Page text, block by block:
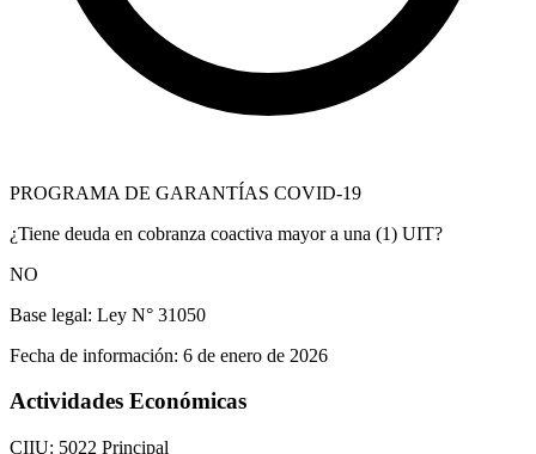
PROGRAMA DE GARANTÍAS COVID-19
¿Tiene deuda en cobranza coactiva mayor a una (1) UIT?
NO
Base legal: Ley N° 31050
Fecha de información: 6 de enero de 2026
Actividades Económicas
CIIU: 5022 Principal